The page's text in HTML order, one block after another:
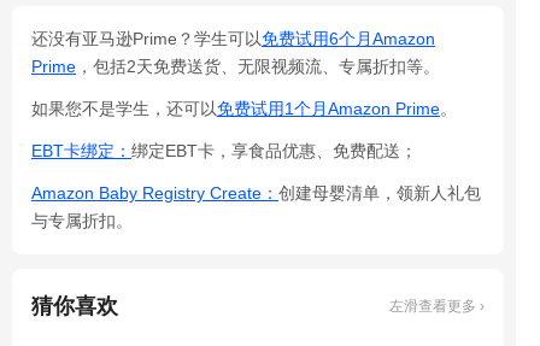
还没有亚马逊Prime？学生可以免费试用6个月Amazon
Prime ，包括2天免费送货、无限视频流、专属折扣等。
如果您不是学生，还可以免费试用1个月Amazon Prime。
EBT卡绑定： 绑定EBT卡，享食品优惠、免费配送；
Amazon Baby Registry Create： 创建母婴清单，领新人礼包
与专属折扣。
猜你喜欢 左滑查看更多 ›